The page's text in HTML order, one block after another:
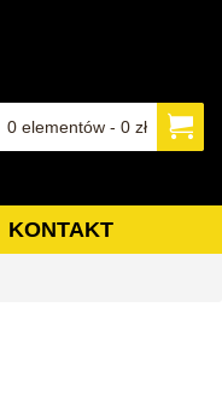
0 elementów - 0 zł
KONTAKT